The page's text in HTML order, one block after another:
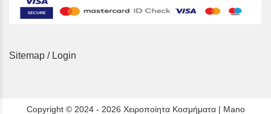
Sitemap / Login
Copyright © 2024 - 2026 Χειροποίητα Κοσμήματα | Mano